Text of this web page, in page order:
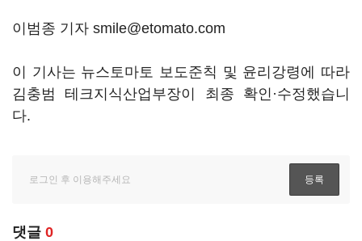
이범종 기자 smile@etomato.com
이 기사는 뉴스토마토 보도준칙 및 윤리강령에 따라
김충범 테크지식산업부장이 최종 확인·수정했습니
다.
댓글 0